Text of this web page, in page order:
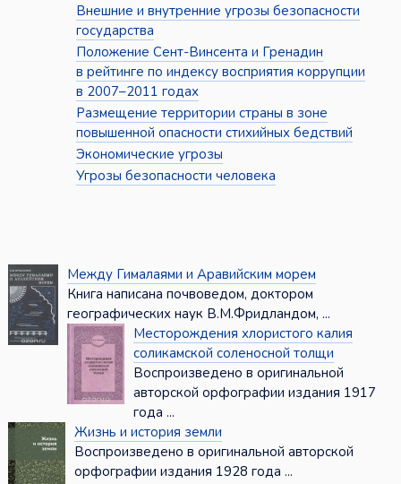
Внешние и внутренние угрозы безопасности
государства
Положение Сент-Винсента и Гренадин
в рейтинге по индексу восприятия коррупции
в 2007–2011 годах
Размещение территории страны в зоне
повышенной опасности стихийных бедствий
Экономические угрозы
Угрозы безопасности человека
Между Гималаями и Аравийским морем
Книга написана почвоведом, доктором
географических наук В.М.Фридландом, ...
Месторождения хлористого калия
соликамской соленосной толщи
Воспроизведено в оригинальной
авторской орфографии издания 1917
года ...
Жизнь и история земли
Воспроизведено в оригинальной авторской
орфографии издания 1928 года ...